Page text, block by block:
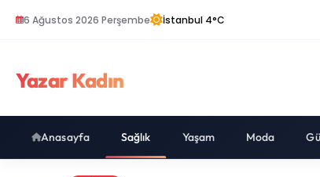
6 Ağustos 2026 Perşembe İstanbul 4°C
Yazar Kadın
Anasayfa Sağlık Yaşam Moda